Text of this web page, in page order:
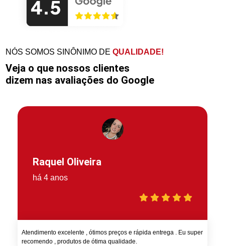
NÓS SOMOS SINÔNIMO DEQUALIDADE!
Veja o que nossos clientes
dizem nas avaliações do Google
Raquel Oliveira
há 4 anos
Atendimento excelente , ótimos preços e rápida entrega . Eu super
recomendo , produtos de ótima qualidade.